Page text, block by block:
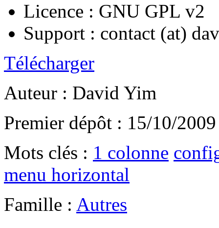
Licence : GNU GPL v2
Support : contact (at)
Télécharger
Auteur : David Yim
Premier dépôt : 15/10/2009
Mots clés : 1 colonne
menu horizontal
Famille : Autres